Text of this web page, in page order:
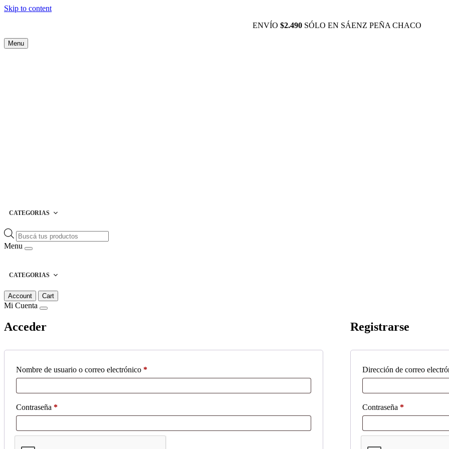
Skip to content
ENVÍO $2.490 SÓLO EN SÁENZ PEÑA CHACO
Menu
CATEGORIAS
Búsqueda
de
productos
Menu
CATEGORIAS
Account Cart
Mi Cuenta
Acceder
Nombre de usuario o correo electrónico *Obligatorio
Contraseña *Obligatorio
Registrarse
Dirección de correo
Contraseña *Obligatorio